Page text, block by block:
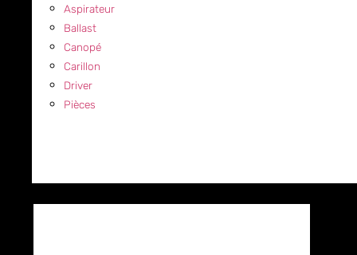
Aspirateur
Ballast
Canopé
Carillon
Driver
Pièces